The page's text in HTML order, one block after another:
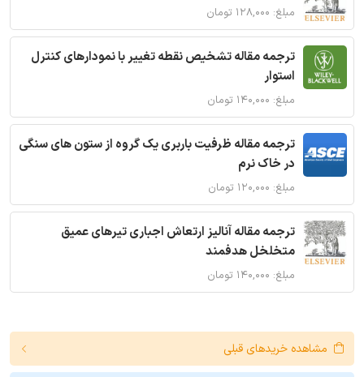
مبلغ: ۱۲۸,۰۰۰ تومان
ترجمه مقاله تشخیص نقطه تغییر با نمودارهای کنترل
استوار
مبلغ: ۱۴۰,۰۰۰ تومان
ترجمه مقاله ظرفیت باربری یک گروه از ستون های سنگی
در خاک نرم
مبلغ: ۱۲۰,۰۰۰ تومان
ترجمه مقاله آنالیز ارتعاش اجباری تیرهای عمیق
متخلخل هدفمند
مبلغ: ۱۴۰,۰۰۰ تومان
مشاهده خریدهای قبلی